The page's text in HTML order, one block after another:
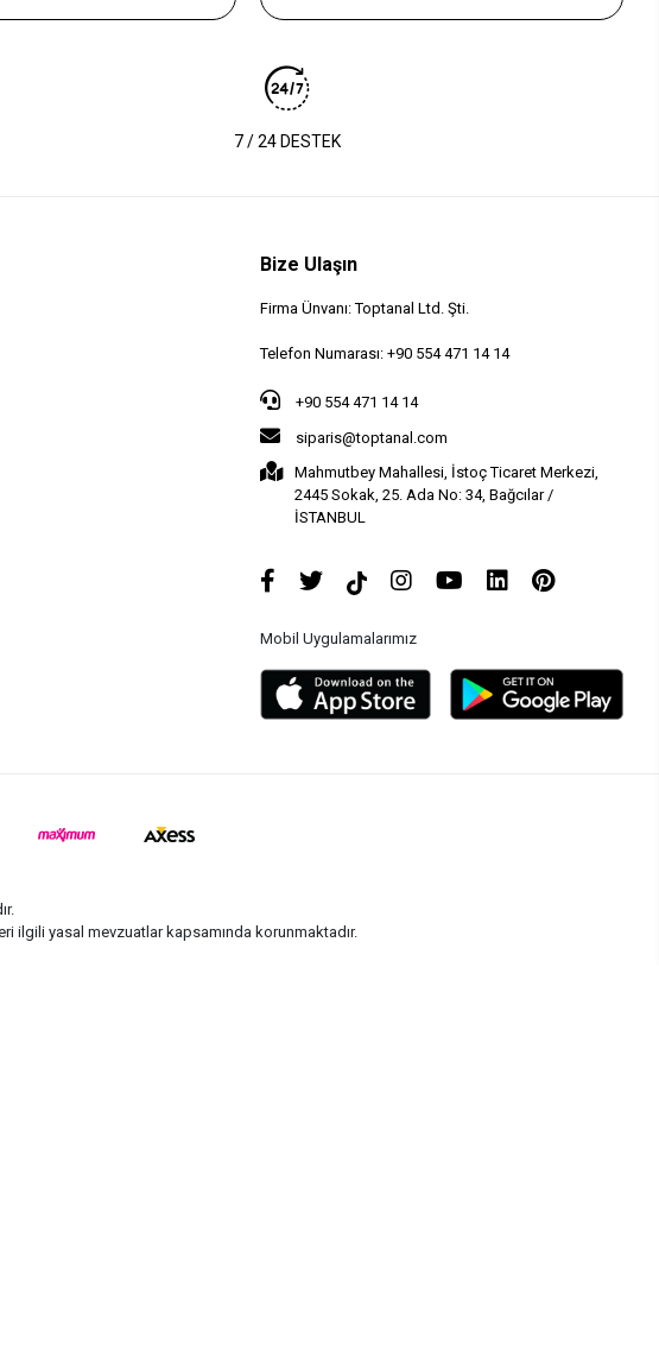
7 / 24 DESTEK
Bize Ulaşın
Firma Ünvanı: Toptanal Ltd. Şti.
Telefon Numarası: +90 554 471 14 14
+90 554 471 14 14
siparis@toptanal.com
Mahmutbey Mahallesi, İstoç Ticaret Merkezi,
2445 Sokak, 25. Ada No: 34, Bağcılar /
İSTANBUL
Mobil Uygulamalarımız
ilgili yasal mevzuatlar kapsamında korunmaktadır.